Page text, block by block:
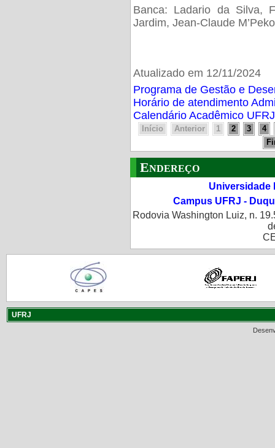
Banca: Ladario da Silva,
Jardim, Jean-Claude M’Peko
Atualizado em 12/11/2024
Programa de Gestão e
Horário de atendimento
Calendário Acadêmico
Início Anterior 1 2 3
4
Endereço
Universidade
Campus UFRJ -
Rodovia Washington Luiz, n.
UFRJ